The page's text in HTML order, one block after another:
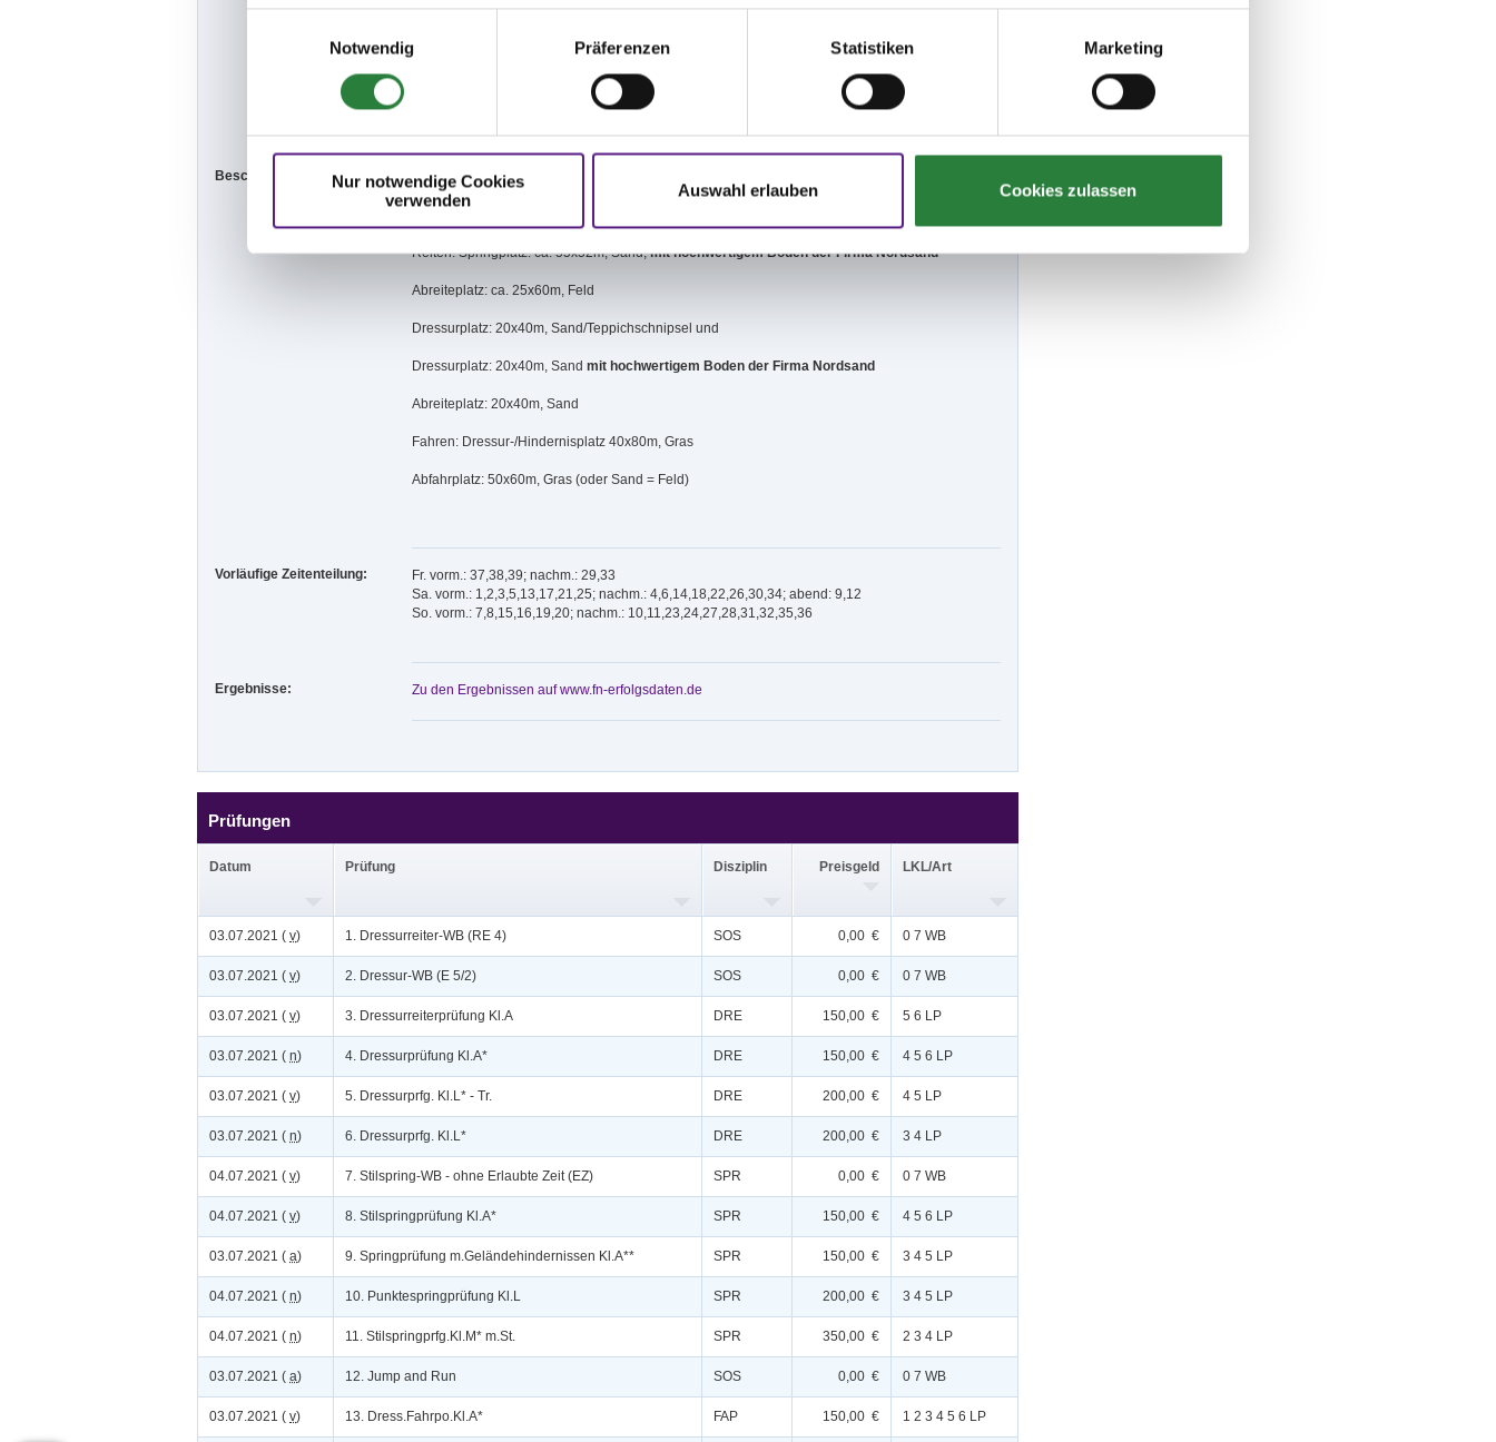
Notwendig
Präferenzen Statistiken Marketing
Nur notwendige Cookies
verwenden
Auswahl erlauben Cookies zulassen
-Fahrer die in der Dressurprüfung nicht 50% der Leistung erreichen, sind im Gelände nicht
-Das Tragen eines Sicherheitshelms und einer Sicherheitsweste in den Geländeprüfungen ist
Beschaffenheit der Plätze:
Reiten: Springplatz: ca. 55x52m, Sand,mit hochwertigem Boden der Firma Nordsand
Abreiteplatz: ca. 25x60m, Feld
Dressurplatz: 20x40m, Sand/Teppichschnipsel und
Dressurplatz: 20x40m, Sand mit hochwertigem Boden der Firma Nordsand
Abreiteplatz: 20x40m, Sand
Fahren: Dressur-/Hindernisplatz 40x80m, Gras
Abfahrplatz: 50x60m, Gras (oder Sand = Feld)
Vorläufige Zeitenteilung:
Fr. vorm.: 37,38,39; nachm.: 29,33
Sa. vorm.: 1,2,3,5,13,17,21,25; nachm.: 4,6,14,18,22,26,30,34; abend: 9,12
So. vorm.: 7,8,15,16,19,20; nachm.: 10,11,23,24,27,28,31,32,35,36
Ergebnisse: Zu den Ergebnissen auf www.fn-erfolgsdaten.de
Prüfungen
Datum Prüfung Disziplin Preisgeld LKL/Art
03.07.2021 ( v) 1. Dressurreiter-WB (RE 4) SOS 0,00 € 0 7 WB
03.07.2021 ( v) 2. Dressur-WB (E 5/2) SOS 0,00 € 0 7 WB
03.07.2021 ( v) 3. Dressurreiterprüfung Kl.A DRE 150,00 € 5 6 LP
03.07.2021 ( n) 4. Dressurprüfung Kl.A* DRE 150,00 € 4 5 6 LP
03.07.2021 ( v) 5. Dressurprfg. Kl.L* - Tr. DRE 200,00 € 4 5 LP
03.07.2021 ( n) 6. Dressurprfg. Kl.L* DRE 200,00 € 3 4 LP
04.07.2021 ( v) 7. Stilspring-WB - ohne Erlaubte Zeit (EZ) SPR 0,00 € 0 7 WB
04.07.2021 ( v) 8. Stilspringprüfung Kl.A* SPR 150,00 € 4 5 6 LP
03.07.2021 ( a) 9. Springprüfung m.Geländehindernissen Kl.A** SPR 150,00 € 3 4 5 LP
04.07.2021 ( n) 10. Punktespringprüfung Kl.L SPR 200,00 € 3 4 5 LP
04.07.2021 ( n) 11. Stilspringprfg.Kl.M* m.St. SPR 350,00 € 2 3 4 LP
03.07.2021 ( a) 12. Jump and Run SOS 0,00 € 0 7 WB
03.07.2021 ( v) 13. Dress.Fahrpo.Kl.A* FAP 150,00 € 1 2 3 4 5 6 LP